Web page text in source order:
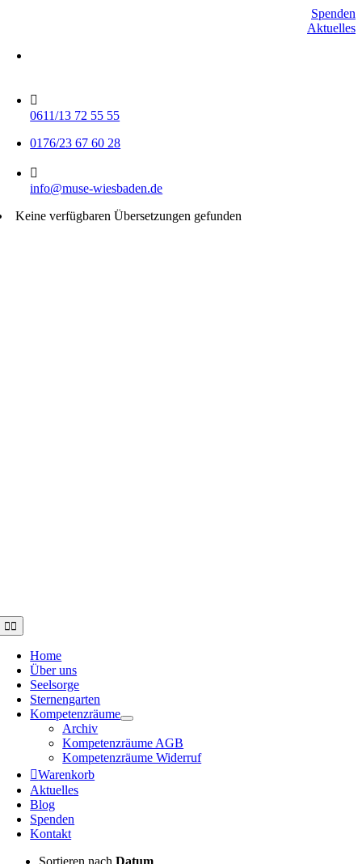
Spenden
Aktuelles
0611/13 72 55 55
0176/23 67 60 28
info@muse-wiesbaden.de
Keine verfügbaren Übersetzungen gefunden
Toggle
Navigation
Home
Über uns
Seelsorge
Sternengarten
Kompetenzräume
Archiv
Kompetenzräume AGB
Kompetenzräume Widerruf
Warenkorb
Aktuelles
Blog
Spenden
Kontakt
Sortieren nach Datum